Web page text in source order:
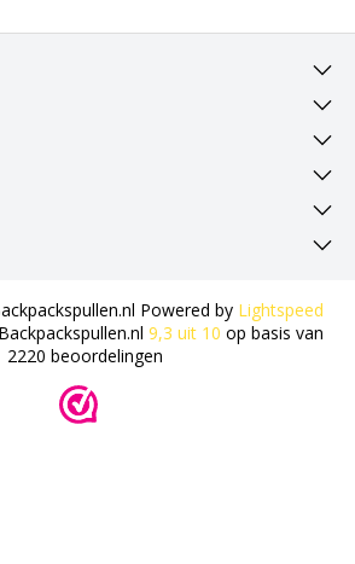
Powered by Lightspeed
Backpackspullen.nl 9,3 uit 10 op basis van
2220 beoordelingen